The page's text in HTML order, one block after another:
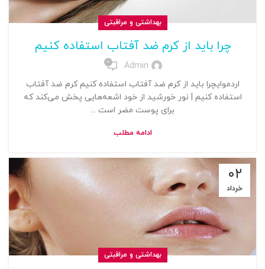
بهداشتی و مراقبتی
چرا باید از کرم ضد آفتاب استفاده کنیم
Admin
0
اردموایچرا باید از کرم ضد آفتاب استفاده کنیم کرم ضد آفتاب
استفاده کنیم | نور خورشید از خود اشعه‌‌هایی پخش می‌کند که
برای پوست مضر است ...
ادامه مطلب
۰۲
خرداد
بهداشتی و مراقبتی